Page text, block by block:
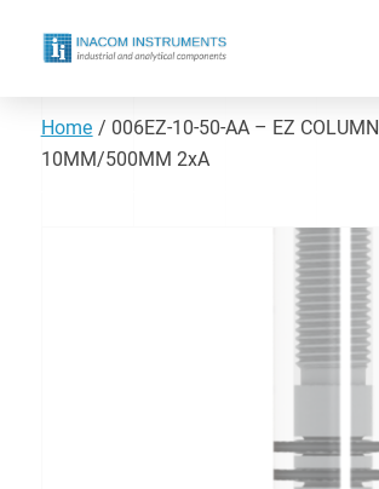
Home / 006EZ-10-50-AA – EZ COLUMN
10MM/500MM 2xA